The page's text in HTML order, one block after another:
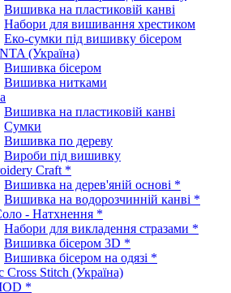
Вишивка на пластиковій канві
Набори для вишивання хрестиком
Еко-сумки під вишивку бісером
(Україна)
Вишивка бісером
Вишивка нитками
Вишивка на пластиковій канві
Сумки
Вишивка по дереву
Вироби під вишивку
Craft *
Вишивка на дерев'яній основі *
Вишивка на водорозчинній канві *
- Натхнення *
Набори для викладення стразами *
Вишивка бісером 3D *
Вишивка бісером на одязі *
Cross Stitch (Україна)
*